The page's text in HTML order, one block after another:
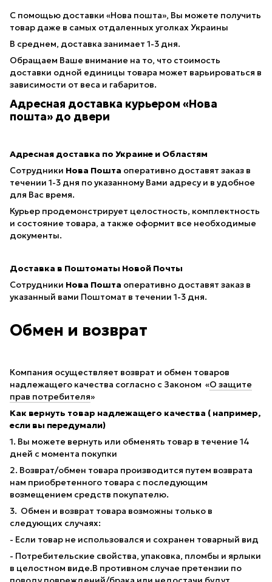
С помощью доставки «Нова пошта», Вы можете получить
товар даже в самых отдаленных уголках Украины
В среднем, доставка занимает 1-3 дня.
Обращаем Ваше внимание на то, что стоимость
доставки одной единицы товара может варьироваться в
зависимости от веса и габаритов.
Адресная доставка курьером «Нова
пошта» до двери
Адресная доставка по Украине и Областям
Сотрудники Нова Пошта оперативно доставят заказ в
течении 1-3 дня по указанному Вами адресу и в удобное
для Вас время.
Курьер продемонстрирует целостность, комплектность
и состояние товара, а также оформит все необходимые
документы.
Доставка в Поштоматы Новой Почты
Сотрудники Нова Пошта оперативно доставят заказ в
указанный вами Поштомат в течении 1-3 дня.
Обмен и возврат
Компания осуществляет возврат и обмен товаров
надлежащего качества согласно с Законом «О защите
прав потребителя»
Как вернуть товар надлежащего качества ( например,
если вы передумали)
1. Вы можете вернуть или обменять товар в течение 14
дней с момента покупки
2. Возврат/обмен товара производится путем возврата
нам приобретенного товара с последующим
возмещением средств покупателю.
3. Обмен и возврат товара возможны только в
следующих случаях:
- Если товар не использовался и сохранен товарный вид
- Потребительские свойства, упаковка, пломбы и ярлыки
в целостном виде.В противном случае претензии по